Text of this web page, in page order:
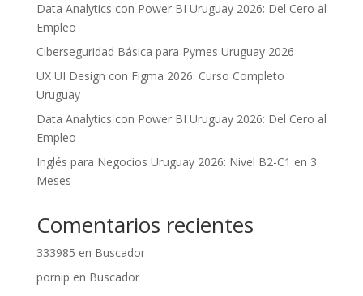
Data Analytics con Power BI Uruguay 2026: Del Cero al
Empleo
Ciberseguridad Básica para Pymes Uruguay 2026
UX UI Design con Figma 2026: Curso Completo
Uruguay
Data Analytics con Power BI Uruguay 2026: Del Cero al
Empleo
Inglés para Negocios Uruguay 2026: Nivel B2-C1 en 3
Meses
Comentarios recientes
333985 en Buscador
pornip en Buscador